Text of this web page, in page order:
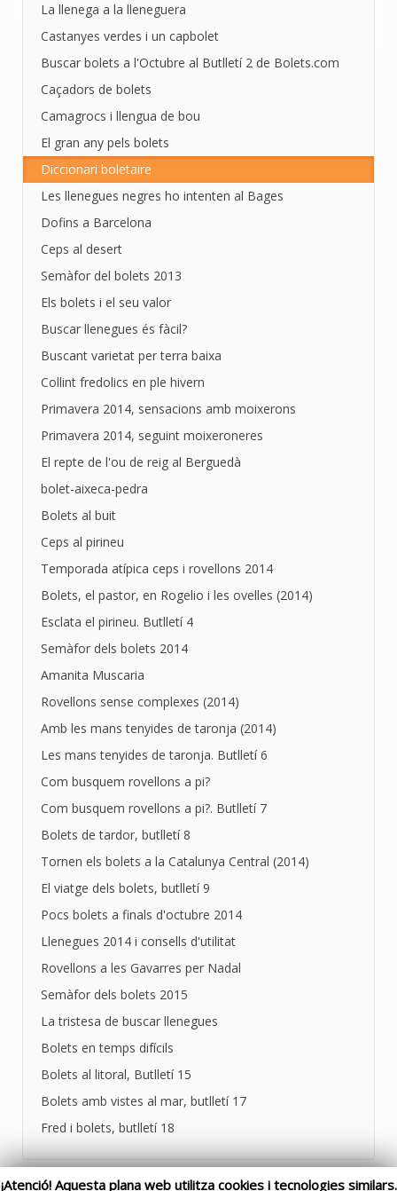
La llenega a la lleneguera
Castanyes verdes i un capbolet
Buscar bolets a l'Octubre al Butlletí 2 de Bolets.com
Caçadors de bolets
Camagrocs i llengua de bou
El gran any pels bolets
Diccionari boletaire
Les llenegues negres ho intenten al Bages
Dofins a Barcelona
Ceps al desert
Semàfor del bolets 2013
Els bolets i el seu valor
Buscar llenegues és fàcil?
Buscant varietat per terra baixa
Collint fredolics en ple hivern
Primavera 2014, sensacions amb moixerons
Primavera 2014, seguint moixeroneres
El repte de l'ou de reig al Berguedà
bolet-aixeca-pedra
Bolets al buit
Ceps al pirineu
Temporada atípica ceps i rovellons 2014
Bolets, el pastor, en Rogelio i les ovelles (2014)
Esclata el pirineu. Butlletí 4
Semàfor dels bolets 2014
Amanita Muscaria
Rovellons sense complexes (2014)
Amb les mans tenyides de taronja (2014)
Les mans tenyides de taronja. Butlletí 6
Com busquem rovellons a pi?
Com busquem rovellons a pi?. Butlletí 7
Bolets de tardor, butlletí 8
Tornen els bolets a la Catalunya Central (2014)
El viatge dels bolets, butlletí 9
Pocs bolets a finals d'octubre 2014
Llenegues 2014 i consells d'utilitat
Rovellons a les Gavarres per Nadal
Semàfor dels bolets 2015
La tristesa de buscar llenegues
Bolets en temps difícils
Bolets al litoral, Butlletí 15
Bolets amb vistes al mar, butlletí 17
Fred i bolets, butlletí 18
¡Atenció! Aquesta plana web utilitza cookies i tecnologies similars.